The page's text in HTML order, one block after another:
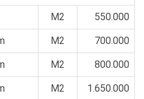
M2 550.000
M2 700.000
M2 800.000
M2 1.650.000